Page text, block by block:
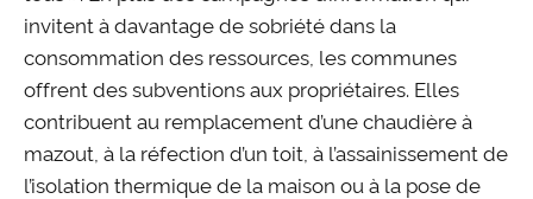
invitent à davantage de sobriété dans la
consommation des ressources, les communes
offrent des subventions aux propriétaires. Elles
contribuent au remplacement d’une chaudière à
mazout, à la réfection d’un toit, à l’assainissement de
l’isolation thermique de la maison ou à la pose de